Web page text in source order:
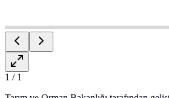
1 / 1